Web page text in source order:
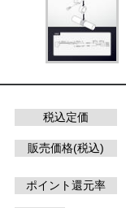
税込定価
販売価格(税込)
ポイント還元率